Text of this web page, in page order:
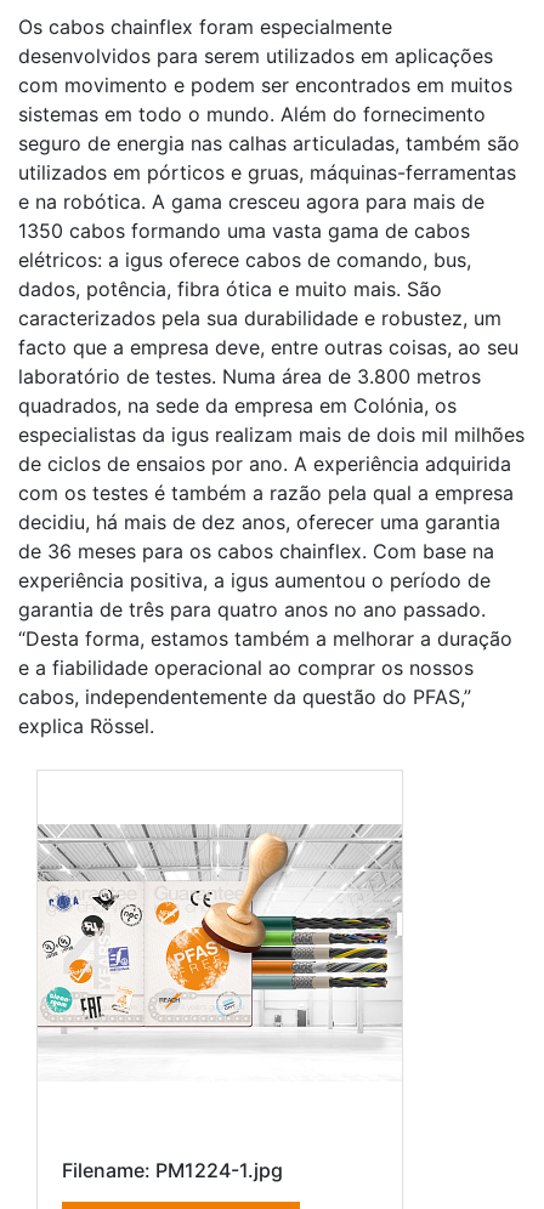
Os cabos chainflex foram especialmente
desenvolvidos para serem utilizados em aplicações
com movimento e podem ser encontrados em muitos
sistemas em todo o mundo. Além do fornecimento
seguro de energia nas calhas articuladas, também são
utilizados em pórticos e gruas, máquinas-ferramentas
e na robótica. A gama cresceu agora para mais de
1350 cabos formando uma vasta gama de cabos
elétricos: a igus oferece cabos de comando, bus,
dados, potência, fibra ótica e muito mais. São
caracterizados pela sua durabilidade e robustez, um
facto que a empresa deve, entre outras coisas, ao seu
laboratório de testes. Numa área de 3.800 metros
quadrados, na sede da empresa em Colónia, os
especialistas da igus realizam mais de dois mil milhões
de ciclos de ensaios por ano. A experiência adquirida
com os testes é também a razão pela qual a empresa
decidiu, há mais de dez anos, oferecer uma garantia
de 36 meses para os cabos chainflex. Com base na
experiência positiva, a igus aumentou o período de
garantia de três para quatro anos no ano passado.
“Desta forma, estamos também a melhorar a duração
e a fiabilidade operacional ao comprar os nossos
cabos, independentemente da questão do PFAS,”
explica Rössel.
Filename: PM1224-1.jpg